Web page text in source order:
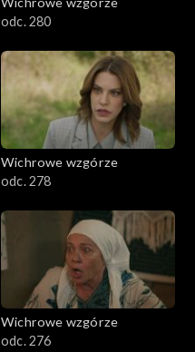
odc. 280
Wichrowe wzgórze
odc. 278
Wichrowe wzgórze
odc. 276